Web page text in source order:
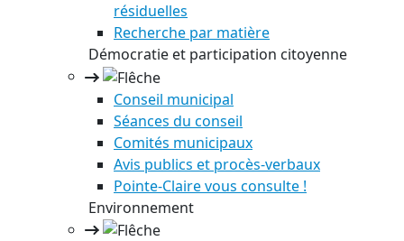
résiduelles
Recherche par matière
Démocratie et participation citoyenne
Conseil municipal
Séances du conseil
Comités municipaux
Avis publics et procès-verbaux
Pointe-Claire vous consulte !
Environnement